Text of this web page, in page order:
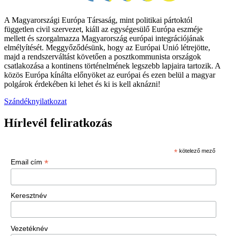
A Magyarországi Európa Társaság, mint politikai pártoktól
független civil szervezet, kiáll az egységesülő Európa eszméje
mellett és szorgalmazza Magyarország európai integrációjának
elmélyítését. Meggyőződésünk, hogy az Európai Unió létrejötte,
majd a rendszerváltást követően a posztkommunista országok
csatlakozása a kontinens történelmének legszebb lapjaira tartozik. A
közös Európa kínálta előnyöket az európai és ezen belül a magyar
polgárok érdekében ki lehet és ki is kell aknázni!
Szándéknyilatkozat
Hírlevél feliratkozás
* kötelező mező
Email cím *
Keresztnév
Vezetéknév